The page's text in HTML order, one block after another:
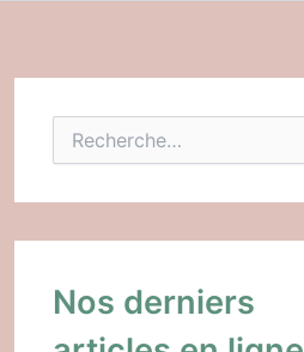
h
r
h
e
r
Nos derniers